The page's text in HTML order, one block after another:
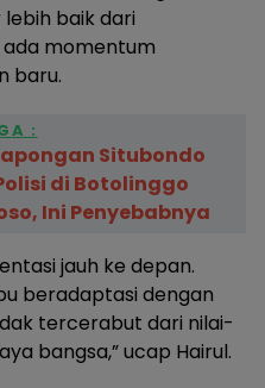
baik dari
momentum
baru.
:
Situbondo
di Botolinggo
Ini Penyebabnya
jauh ke depan.
beradaptasi dengan
tercerabut dari nilai-
bangsa,” ucap Hairul.